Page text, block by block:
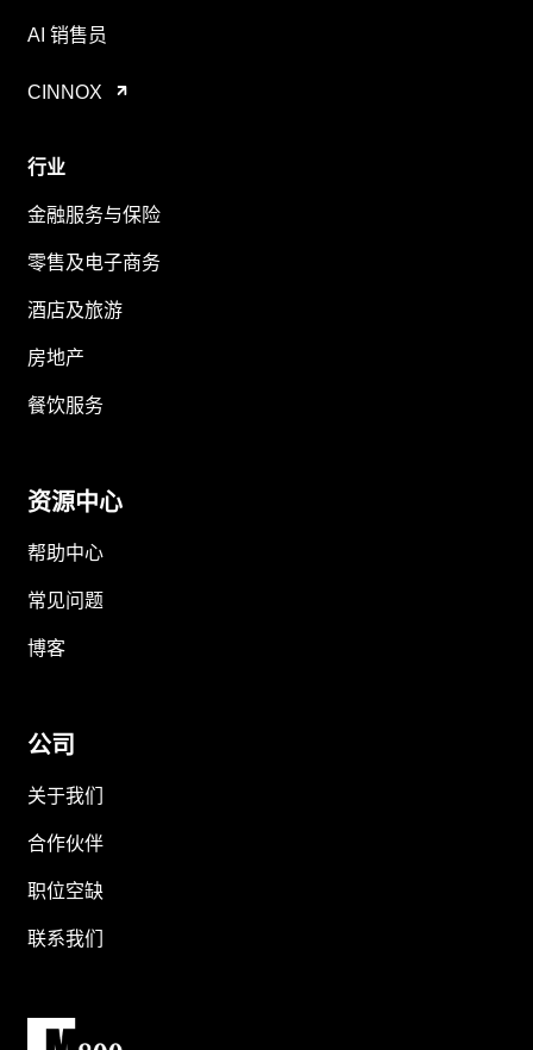
AI 销售员
CINNOX
行业
金融服务与保险
零售及电子商务
酒店及旅游
房地产
餐饮服务
资源中心
帮助中心
常见问题
博客
公司
关于我们
合作伙伴
职位空缺
联系我们